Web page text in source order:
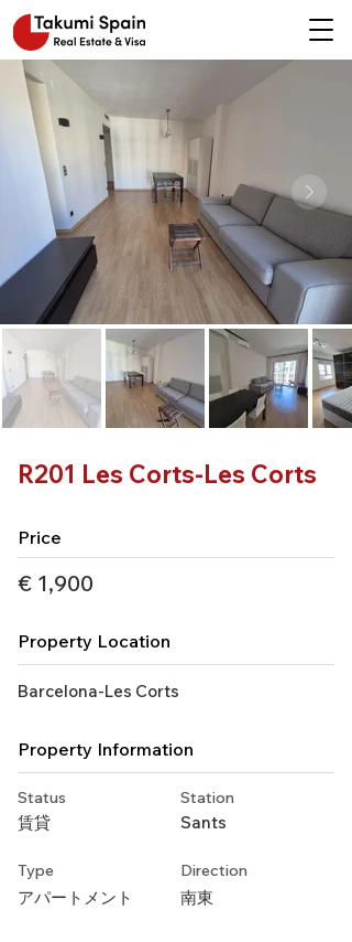
R201 Les Corts-Les Corts
Price
€ 1,900
Property Location
Barcelona-Les Corts
Property Information
Status
賃貸
Station
Sants
Type
アパートメント
Direction
南東